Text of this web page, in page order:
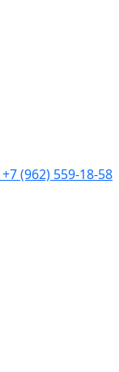
+7 (962) 559-18-58